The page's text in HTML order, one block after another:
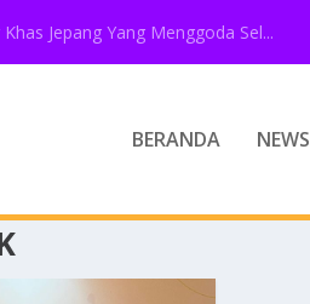
Jepang Yang Menggoda Sel...
BERANDA NEWS